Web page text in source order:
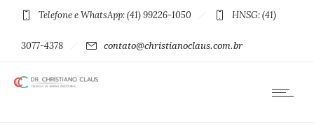
Telefone e WhatsApp: (41) 99226-1050 HNSG: (41)
3077-4378 contato@christianoclaus.com.br